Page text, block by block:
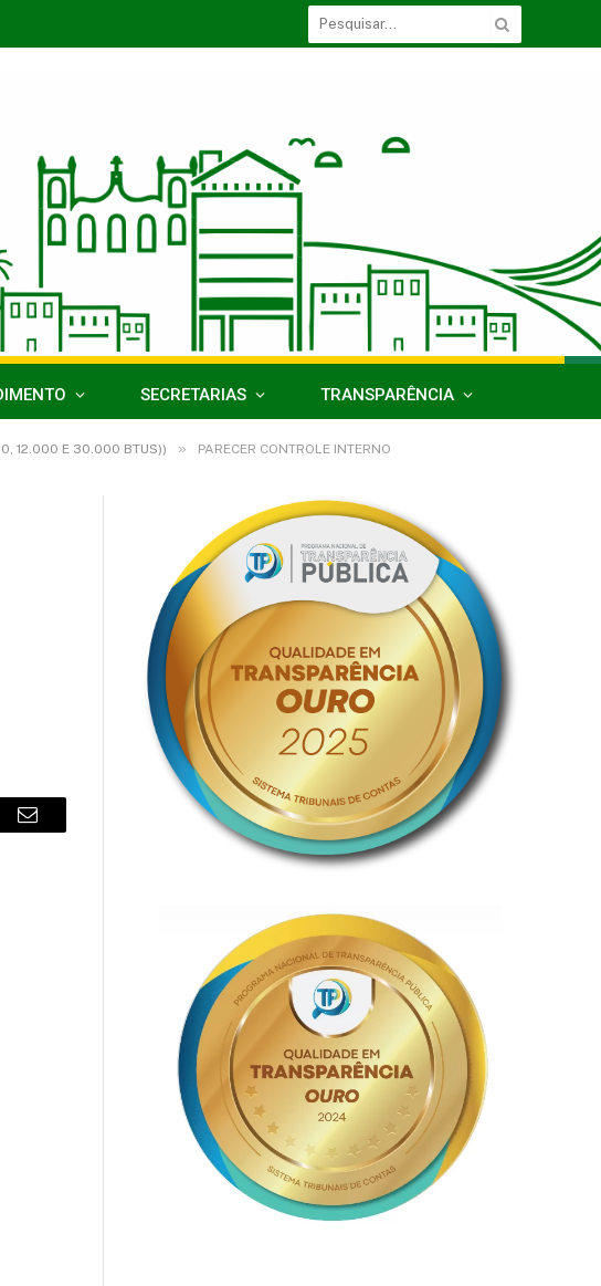
SECRETARIAS TRANSPARÊNCIA
12.000 E 30.000 BTUS)) » PARECER CONTROLE INTERNO
E-